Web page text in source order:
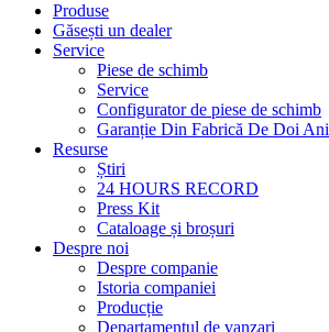
Produse
Găsești un dealer
Service
Piese de schimb
Service
Configurator de piese de schimb
Garanție Din Fabrică De Doi Ani
Resurse
Știri
24 HOURS RECORD
Press Kit
Cataloage și broșuri
Despre noi
Despre companie
Istoria companiei
Producție
Departamentul de vanzari